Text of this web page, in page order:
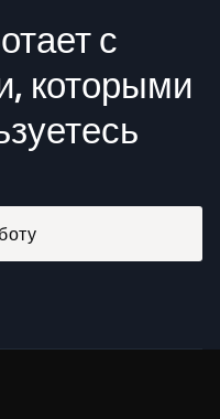
с
которыми